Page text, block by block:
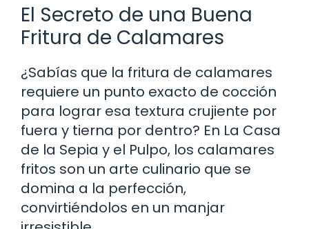
El Secreto de una Buena
Fritura de Calamares
¿Sabías que la fritura de calamares
requiere un punto exacto de cocción
para lograr esa textura crujiente por
fuera y tierna por dentro? En La Casa
de la Sepia y el Pulpo, los calamares
fritos son un arte culinario que se
domina a la perfección,
convirtiéndolos en un manjar